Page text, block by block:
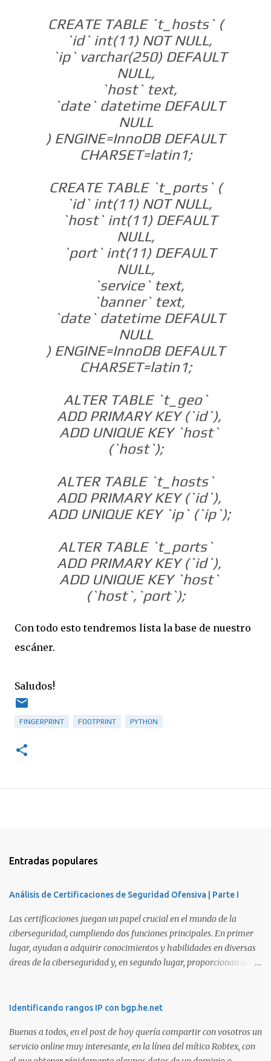
CREATE TABLE `t_hosts` (
`id` int(11) NOT NULL,
`ip` varchar(250) DEFAULT
NULL,
`host` text,
`date` datetime DEFAULT
NULL
) ENGINE=InnoDB DEFAULT
CHARSET=latin1;
CREATE TABLE `t_ports` (
`id` int(11) NOT NULL,
`host` int(11) DEFAULT
NULL,
`port` int(11) DEFAULT
NULL,
`service` text,
`banner` text,
`date` datetime DEFAULT
NULL
) ENGINE=InnoDB DEFAULT
CHARSET=latin1;
ALTER TABLE `t_geo`
ADD PRIMARY KEY (`id`),
ADD UNIQUE KEY `host`
(`host`);
ALTER TABLE `t_hosts`
ADD PRIMARY KEY (`id`),
ADD UNIQUE KEY `ip` (`ip`);
ALTER TABLE `t_ports`
ADD PRIMARY KEY (`id`),
ADD UNIQUE KEY `host`
(`host`,`port`);
Con todo esto tendremos lista la base de nuestro
escáner.
Saludos!
FINGERPRINT FOOTPRINT PYTHON
Entradas populares
Análisis de Certificaciones de Seguridad Ofensiva | Parte I
Las certificaciones juegan un papel crucial en el mundo de la
ciberseguridad, cumpliendo dos funciones principales. En primer
lugar, ayudan a adquirir conocimientos y habilidades en diversas
áreas de la ciberseguridad y, en segundo lugar, proporcionan una
certificaciones existentes hoy en día, elegir la adecuada puede
certificaciones que consideramos como opciones sólidas para
aquellos que desean especializarse en el área de la seguridad
Identificando rangos IP con bgp.he.net
Buenas a todos, en el post de hoy quería compartir con vosotros un
servicio online muy interesante, en la línea del mítico Robtex, con